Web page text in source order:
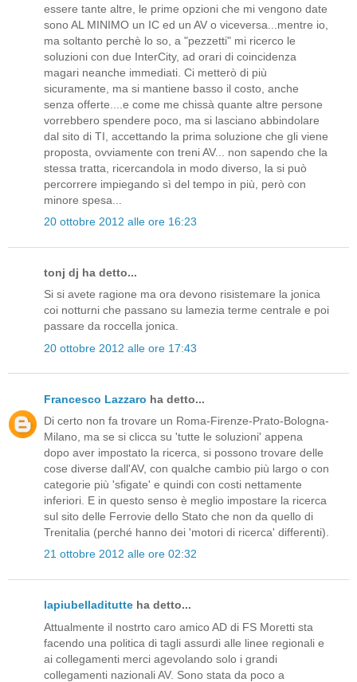
essere tante altre, le prime opzioni che mi vengono date
sono AL MINIMO un IC ed un AV o viceversa...mentre io,
ma soltanto perchè lo so, a "pezzetti" mi ricerco le
soluzioni con due InterCity, ad orari di coincidenza
magari neanche immediati. Ci metterò di più
sicuramente, ma si mantiene basso il costo, anche
senza offerte....e come me chissà quante altre persone
vorrebbero spendere poco, ma si lasciano abbindolare
dal sito di TI, accettando la prima soluzione che gli viene
proposta, ovviamente con treni AV... non sapendo che la
stessa tratta, ricercandola in modo diverso, la si può
percorrere impiegando sì del tempo in più, però con
minore spesa...
20 ottobre 2012 alle ore 16:23
tonj dj ha detto...
Si si avete ragione ma ora devono risistemare la jonica
coi notturni che passano su lamezia terme centrale e poi
passare da roccella jonica.
20 ottobre 2012 alle ore 17:43
Francesco Lazzaro ha detto...
Di certo non fa trovare un Roma-Firenze-Prato-Bologna-
Milano, ma se si clicca su 'tutte le soluzioni' appena
dopo aver impostato la ricerca, si possono trovare delle
cose diverse dall'AV, con qualche cambio più largo o con
categorie più 'sfigate' e quindi con costi nettamente
inferiori. E in questo senso è meglio impostare la ricerca
sul sito delle Ferrovie dello Stato che non da quello di
Trenitalia (perché hanno dei 'motori di ricerca' differenti).
21 ottobre 2012 alle ore 02:32
lapiubelladitutte ha detto...
Attualmente il nostrto caro amico AD di FS Moretti sta
facendo una politica di tagli assurdi alle linee regionali e
ai collegamenti merci agevolando solo i grandi
collegamenti nazionali AV. Sono stata da poco a